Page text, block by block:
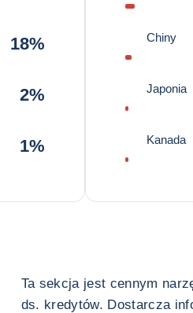
18%
2%
1%
Chiny
Japonia
Kanada
Ta sekcja jest cennym
ds. kredytów. Dostarcza